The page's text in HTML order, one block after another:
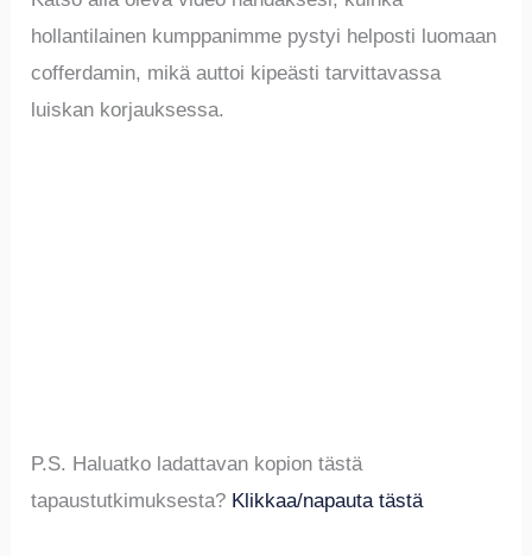
hollantilainen kumppanimme pystyi helposti luomaan
cofferdamin, mikä auttoi kipeästi tarvittavassa
luiskan korjauksessa.
P.S. Haluatko ladattavan kopion tästä
tapaustutkimuksesta? Klikkaa/napauta tästä